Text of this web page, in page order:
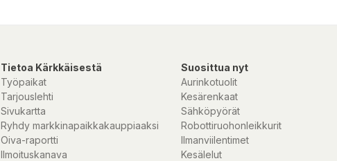
Tietoa Kärkkäisestä
Työpaikat
Tarjouslehti
Sivukartta
Ryhdy markkinapaikkakauppiaaksi
Oiva-raportti
Ilmoituskanava
Suosittua nyt
Aurinkotuolit
Kesärenkaat
Sähköpyörät
Robottiruohonleikkurit
Ilmanviilentimet
Kesälelut